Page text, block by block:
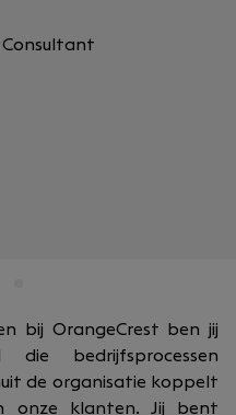
Consultant
bij OrangeCrest ben jij
bedrijfsprocessen
de organisatie koppelt
onze klanten. Jij bent